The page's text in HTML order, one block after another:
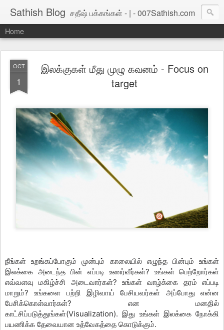
Sathish Blog சதீஷ் பக்கங்கள் - | - 007Sathish.com
Home
OCT
1
இலக்குகள் மீது முழு கவனம் - Focus on
target
நீங்கள் உறங்கப்போகும் முன்பும் காலையில் எழுந்த பின்பும் உங்கள்
இலக்கை அடைந்த பின் எப்படி உணர்வீர்கள்? உங்கள் பெற்றோர்கள்
எவ்வளவு மகிழ்ச்சி அடைவார்கள்? உங்கள் வாழ்க்கை தரம் எப்படி
மாறும்? உங்களை பற்றி இழிவாய் பேசியவர்கள் அப்போது என்ன
பேசிக்கொள்வார்கள்? என மனதில்
காட்சிப்படுத்துங்கள்(Visualization). இது உங்கள் இலக்கை நோக்கி
பயணிக்க தேவையான உத்வேகத்தை கொடுக்கும்.